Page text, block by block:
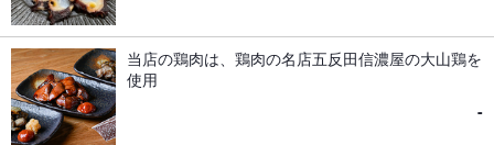
当店の鶏肉は、鶏肉の名店五反田信濃屋の大山鶏を
使用
-